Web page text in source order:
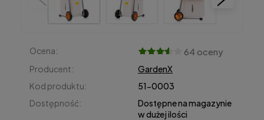
Ocena: 64 oceny
Producent:
GardenX
Kod produktu:
51-0003
Dostępność:
Dostępne na magazynie
w dużej ilości